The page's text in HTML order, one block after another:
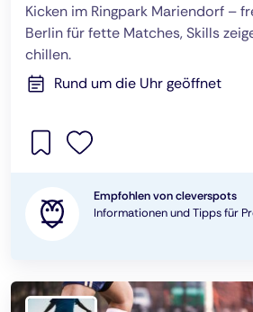
Kicken im Ringpark Mariendorf –
Berlin für fette Matches, Skills
chillen.
Rund um die Uhr geöffnet
Empfohlen von cleverspots
Informationen und Tipps für